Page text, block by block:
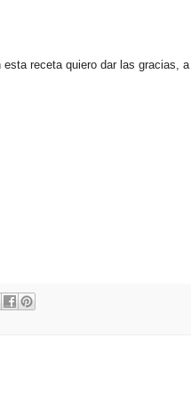
esta receta quiero dar las gracias, a